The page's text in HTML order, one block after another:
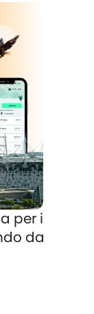
per i
da